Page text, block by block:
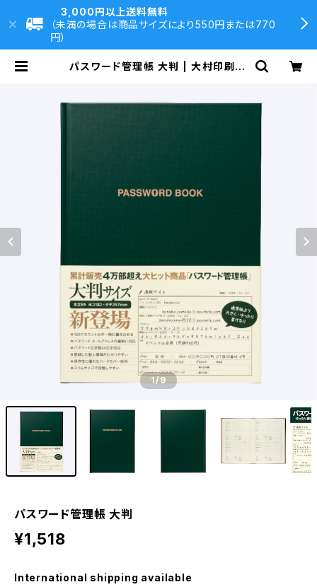
3,000円以上送料無料
（未満の場合は商品サイズにより550円または770
円）
パスワード管理帳 大判 | 大村印刷DI
1/9
パスワード管理帳 大判
¥1,518
International shipping available